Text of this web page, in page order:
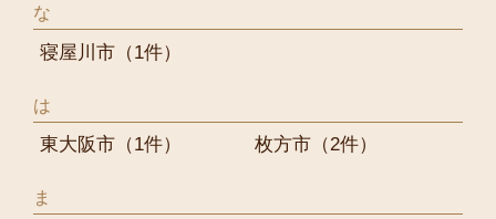
な
寝屋川市（1件）
は
東大阪市（1件） 枚方市（2件）
ま